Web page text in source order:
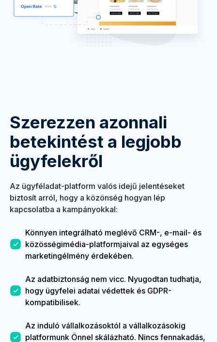
Szerezzen azonnali
betekintést a legjobb
ügyfelekről
Az ügyféladat-platform valós idejű jelentéseket
biztosít arról, hogy a közönség hogyan lép
kapcsolatba a kampányokkal:
Könnyen integrálható meglévő CRM-, e-mail- és
közösségimédia-platformjaival az egységes
marketingélmény érdekében.
Az adatbiztonság nem vicc. Nyugodtan tudhatja,
hogy ügyfelei adatai védettek és GDPR-
kompatibilisek.
Az induló vállalkozásoktól a vállalkozásokig
platformunk Önnel skálázható. Nincs fennakadás,